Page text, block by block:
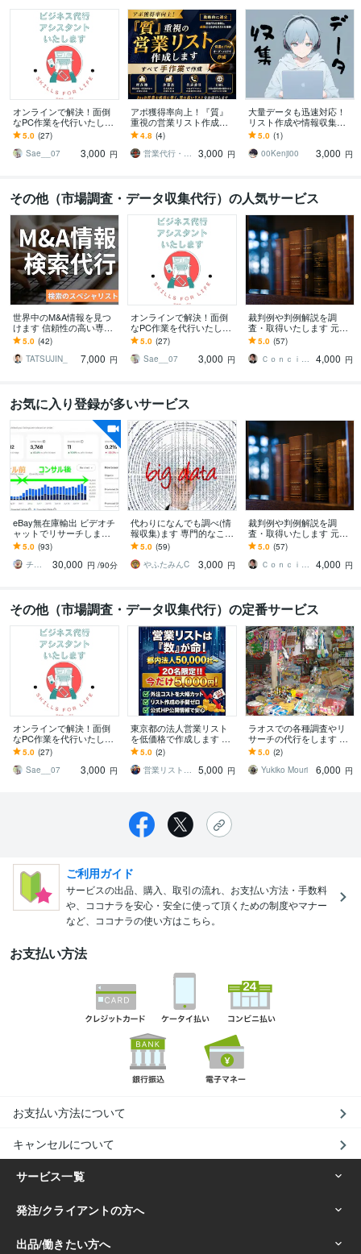
オンラインで解決！面倒
なPC作業を代行いたしま
す ✦Excel,Word,canvaな
ど対応可能です
5.0 (27)
Sae__07
3,000 円
アポ獲得率向上！『質』
重視の営業リスト作成し
ます プロが営業戦略と経
験に基づく「勝てる」法
人リストを提供します
4.8 (4)
営業代行・SNSのプロ 〜コアタクト〜
3,000 円
大量データも迅速対応！
リスト作成や情報収集致
します 【先着3名様】実績
作りのため1000件まで300
0円！
5.0 (1)
00Kenji00
3,000 円
その他（市場調査・データ収集代行）の人気サービス
世界中のM&A情報を見つ
けます 信頼性の高い専門
データベースを活用し、
精選した情報を提供
5.0 (42)
TATSUJIN_
7,000 円
オンラインで解決！面倒
なPC作業を代行いたしま
す ✦Excel,Word,canvaな
ど対応可能です
5.0 (27)
Sae__07
3,000 円
裁判例や判例解説を調
査・取得いたします 元法
律事務所事務員にお任せ
あれ
5.0 (57)
Ｃｏｎｃｉｅｒｇｅ．ＯＷＬ株式会社
4,000 円
お気に入り登録が多いサービス
eBay無在庫輸出 ビデオチ
ャットでリサーチします 9
0分 リサーチのコツ、外注
化、消費税還付などお伝
えします。
5.0 (93)
チビ太 eBay輸出コンサルティング
30,000 円 /90分
代わりになんでも調べ(情
報収集)ます 専門的なこ
と、日常生活に関するこ
と、なんでも調べます
5.0 (59)
やふたみんC
3,000 円
裁判例や判例解説を調
査・取得いたします 元法
律事務所事務員にお任せ
あれ
5.0 (57)
Ｃｏｎｃｉｅｒｇｅ．ＯＷＬ株式会社
4,000 円
その他（市場調査・データ収集代行）の定番サービス
オンラインで解決！面倒
なPC作業を代行いたしま
す ✦Excel,Word,canvaな
ど対応可能です
5.0 (27)
Sae__07
3,000 円
東京都の法人営業リスト
を低価格で作成します 営
業リスト作成の手間を省
き母数を一気に確保！
5.0 (2)
営業リストマン
5,000 円
ラオスでの各種調査やリ
サーチの代行をします 現
地に行きたいのに行けな
い方に代わって、各種代
行します
5.0 (2)
Yukiko Mouri
6,000 円
ご利用ガイド
サービスの出品、購入、取引の流れ、お支払い方法・手数料
や、ココナラを安心・安全に使って頂くための制度やマナー
など、ココナラの使い方はこちら。
お支払い方法
お支払い方法について
キャンセルについて